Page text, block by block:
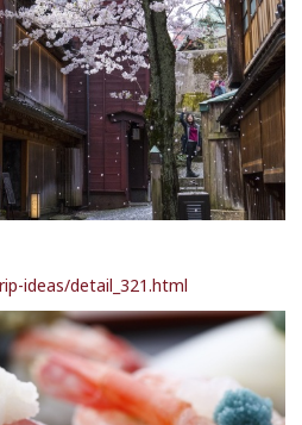
ideas/detail_321.html